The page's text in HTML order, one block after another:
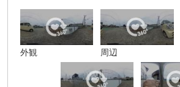
外観 周辺